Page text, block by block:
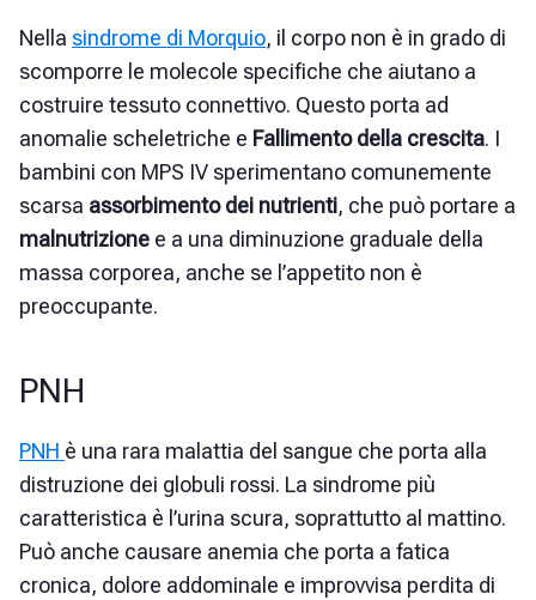
Nella sindrome di Morquio, il corpo non è in grado di
scomporre le molecole specifiche che aiutano a
costruire tessuto connettivo. Questo porta ad
anomalie scheletriche e Fallimento della crescita. I
bambini con MPS IV sperimentano comunemente
scarsa assorbimento dei nutrienti, che può portare a
malnutrizione e a una diminuzione graduale della
massa corporea, anche se l’appetito non è
preoccupante.
PNH
PNH è una rara malattia del sangue che porta alla
distruzione dei globuli rossi. La sindrome più
caratteristica è l’urina scura, soprattutto al mattino.
Può anche causare anemia che porta a fatica
cronica, dolore addominale e improvvisa perdita di